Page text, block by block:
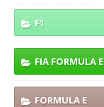
F1
FIA FORMULA E
FORMULA E